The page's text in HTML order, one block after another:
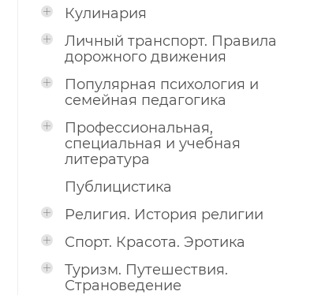
Кулинария
Личный транспорт. Правила
дорожного движения
Популярная психология и
семейная педагогика
Профессиональная,
специальная и учебная
литература
Публицистика
Религия. История религии
Спорт. Красота. Эротика
Туризм. Путешествия.
Страноведение